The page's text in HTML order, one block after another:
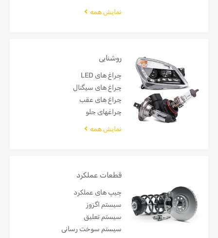
نمایش همه
روشنایی
چراغ های LED
چراغ های سیگنال
چراغ های عقب
چراغهای جلو
نمایش همه
قطعات عملکرد
چیپ های عملکرد
سیستم اگزوز
سیستم تعلیق
سیستم سوخت رسانی